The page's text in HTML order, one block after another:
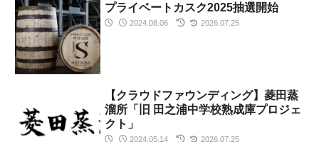
プライベートカスク2025抽選開始
2024.08.06 2026.07.25
【クラウドファウンディング】菱田蒸
溜所「旧 田之浦中学校熟成庫プロジェ
クト」
2024.05.14 2026.07.25